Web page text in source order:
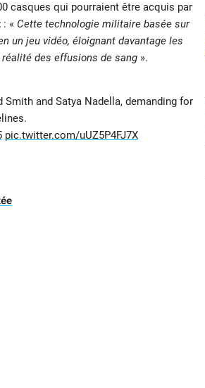
casques qui pourraient être acquis par
: « Cette technologie militaire basée sur
un jeu vidéo, éloignant davantage les
des effusions de sang».
and Satya Nadella, demanding for
pic.twitter.com/uUZ5P4FJ7X